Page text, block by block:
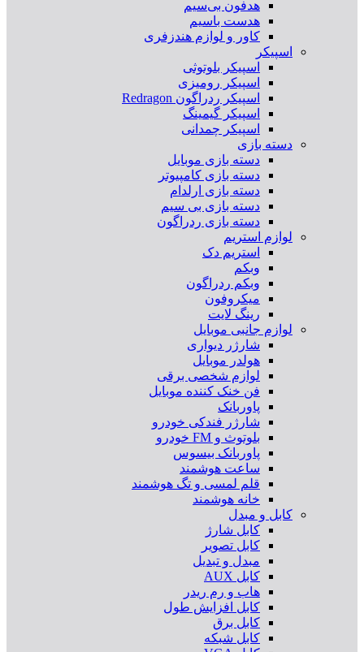
هدفون بی‌سیم
هدست باسیم
کاور و لوازم هندزفری
اسپیکر
اسپیکر بلوتوثی
اسپیکر رومیزی
اسپیکر ردراگون Redragon
اسپیکر گیمینگ
اسپیکر چمدانی
دسته بازی
دسته بازی موبایل
دسته بازی کامپیوتر
دسته بازی ارلدام
دسته بازی بی سیم
دسته بازی ردراگون
لوازم استریم
استریم دک
وبکم
وبکم ردراگون
میکروفون
رینگ لایت
لوازم جانبی موبایل
شارژر دیواری
هولدر موبایل
لوازم شخصی برقی
فن خنک کننده موبایل
پاوربانک
شارژر فندکی خودرو
بلوتوث و FM خودرو
پاوربانک بیسوس
ساعت هوشمند
قلم لمسی و تگ هوشمند
خانه هوشمند
کابل و مبدل
کابل شارژ
کابل تصویر
مبدل و تبدیل
کابل AUX
هاب و رم ریدر
کابل افزایش طول
کابل برق
کابل شبکه